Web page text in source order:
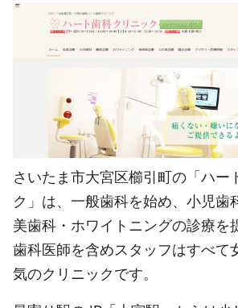
さいたま市大宮区櫛引町の「ハー
ク」は、一般歯科を始め、小児歯
美歯科・ホワイトニングの診療を
歯科医師を含めスタッフはすべて
気のクリニックです。